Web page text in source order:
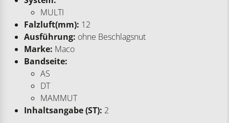
MULTI
Falzluft(mm): 12
Ausführung: ohne Beschlagsnut
Marke: Maco
Bandseite:
AS
DT
MAMMUT
Inhaltsangabe (ST): 2